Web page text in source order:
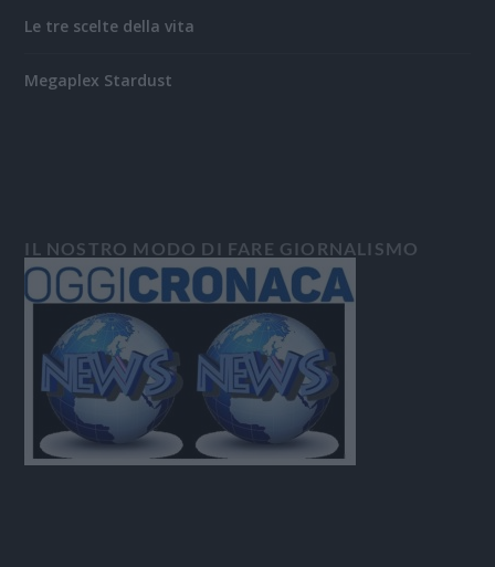
Le tre scelte della vita
Megaplex Stardust
IL NOSTRO MODO DI FARE GIORNALISMO